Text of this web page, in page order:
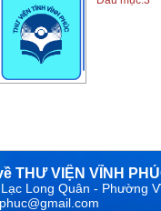
THƯ VIỆN VĨNH
Long Quân - Phường